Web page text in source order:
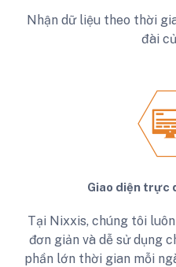
Nhận dữ liệu theo thời
đài
Giao diện trực
Tại Nixxis, chúng tôi
đơn giản và dễ sử dụng
phần lớn thời gian mỗi